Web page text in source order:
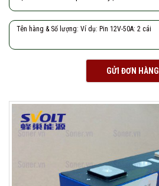
GỬI ĐƠN HÀNG